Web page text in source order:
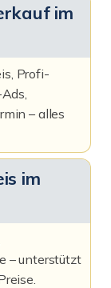
im
Profi-
– alles
im
– unterstützt